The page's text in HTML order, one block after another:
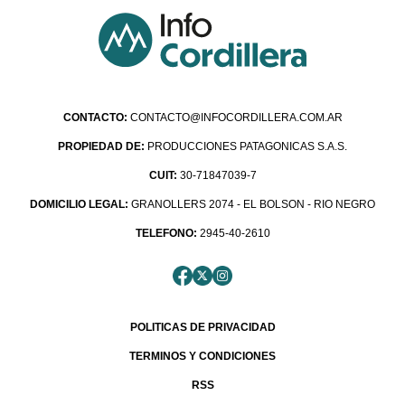
CONTACTO: CONTACTO@INFOCORDILLERA.COM.AR
PROPIEDAD DE: PRODUCCIONES PATAGONICAS S.A.S.
CUIT: 30-71847039-7
DOMICILIO LEGAL: GRANOLLERS 2074 - EL BOLSON - RIO NEGRO
TELEFONO: 2945-40-2610
POLITICAS DE PRIVACIDAD
TERMINOS Y CONDICIONES
RSS